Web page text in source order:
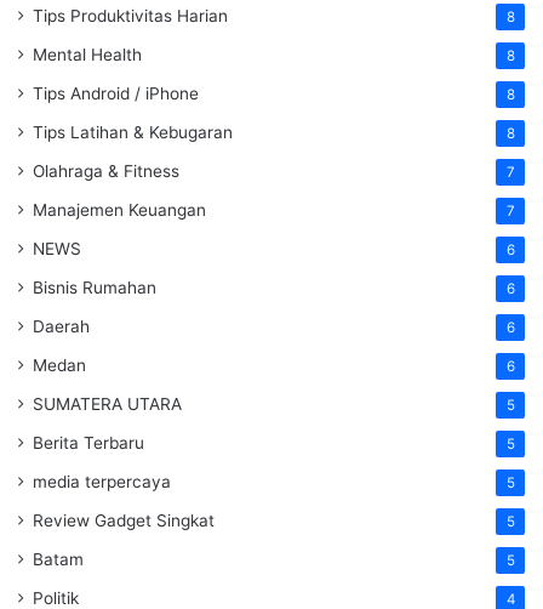
Tips Produktivitas Harian 8
Mental Health 8
Tips Android / iPhone 8
Tips Latihan & Kebugaran 8
Olahraga & Fitness 7
Manajemen Keuangan 7
NEWS 6
Bisnis Rumahan 6
Daerah 6
Medan 6
SUMATERA UTARA 5
Berita Terbaru 5
media terpercaya 5
Review Gadget Singkat 5
Batam 5
Politik 4